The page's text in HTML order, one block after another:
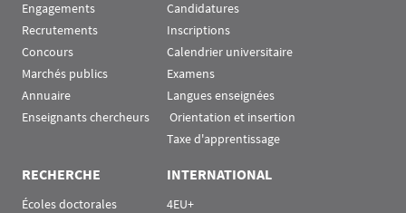
Engagements
Recrutements
Concours
Marchés publics
Annuaire
Enseignants chercheurs
Candidatures
Inscriptions
Calendrier universitaire
Examens
Langues enseignées
Orientation et insertion
Taxe d'apprentissage
RECHERCHE
Écoles doctorales
INTERNATIONAL
4EU+